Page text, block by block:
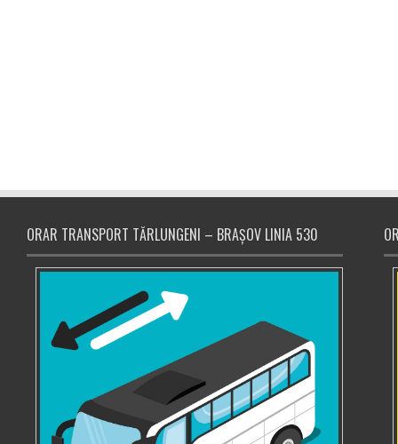
ORAR TRANSPORT TĂRLUNGENI – BRAȘOV LINIA 530